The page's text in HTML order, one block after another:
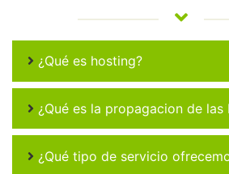
¿Qué es hosting?
¿Qué es la propagacion de las
¿Qué tipo de servicio